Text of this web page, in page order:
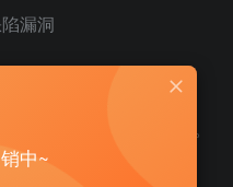
漏洞
（包括管理員）的密碼。
中~